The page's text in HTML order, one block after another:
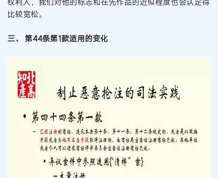
比较宽松。
三、 第44条第1款适用的变化